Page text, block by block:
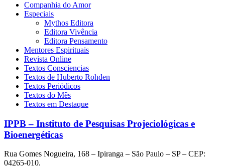
Companhia do Amor
Especiais
Mythos Editora
Editora Vivência
Editora Pensamento
Mentores Espirituais
Revista Online
Textos Consciencias
Textos de Huberto Rohden
Textos Periódicos
Textos do Mês
Textos em Destaque
IPPB – Instituto de Pesquisas Projeciológicas e
Bioenergéticas
Rua Gomes Nogueira, 168 – Ipiranga – São Paulo – SP – CEP:
04265-010.